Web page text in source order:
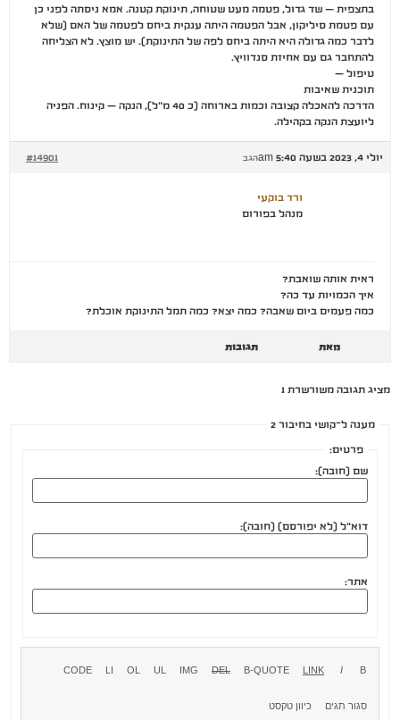
בתצפית – שד גדול, פטמה מעט שטוחה, תינוקת קטנה. אמא ניסתה לפני כן
עם פטמת סיליקון, אבל הפטמה היתה ענקית ביחס לפטמה של האם (שלא
לדבר כמה גדולה היא היתה ביחס לפה של התינוקת). יש מוצץ. לא הצליחה
להתחבר גם עם אחיזת סנדוויץ.
טיפול –
תוכנית שאיבות
הדרכה להאכלה קצובה וכמות בארוחה (כ 40 מ"ל), הנקה – קינוח. הפניה
ליועצת הנקה בקהילה.
יולי 4, 2023 בשעה 5:40 am #14901 הגב
ורד בוקעי
מנהל בפורום
ראית אותה שואבת?
איך הכמויות עד כה?
כמה פעמים ביום שאבה? כמה יצא? כמה תמל התינוקת אוכלת?
מאת תגובות
מציג תגובה משורשרת 1
מענה ל־קושי בחיבור 2
פרטים:
שם (חובה):
דוא"ל (לא יפורסם) (חובה):
אתר: